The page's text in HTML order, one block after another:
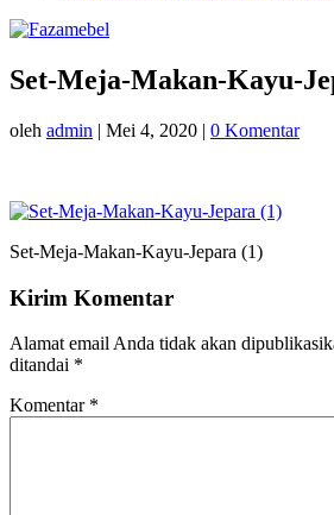
Set-Meja-Makan-Kayu-
oleh admin | Mei 4, 2020 | 0 Komentar
Set-Meja-Makan-Kayu-Jepara (1)
Kirim Komentar
Alamat email Anda tidak akan
ditandai *
Komentar *